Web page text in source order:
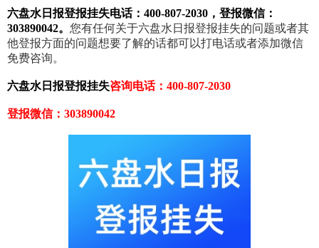
六盘水日报登报挂失电话：400-807-2030，登报微信：
303890042。 您有任何关于六盘水日报登报挂失的问题或者其
他登报方面的问题想要了解的话都可以打电话或者添加微信
免费咨询。
六盘水日报登报挂失咨询电话：400-807-2030
登报微信：303890042